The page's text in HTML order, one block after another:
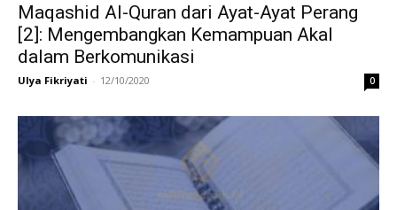
Maqashid Al-Quran dari Ayat-Ayat Perang
[2]: Mengembangkan Kemampuan Akal
dalam Berkomunikasi
Ulya Fikriyati - 12/10/2020 0